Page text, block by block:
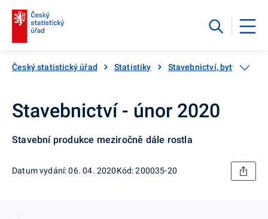
Český statistický úřad Statistiky Stavebnictví, byty
Stavebnictví - únor 2020
Stavební produkce meziročně dále rostla
Datum vydání: 06. 04. 2020Kód: 200035-20